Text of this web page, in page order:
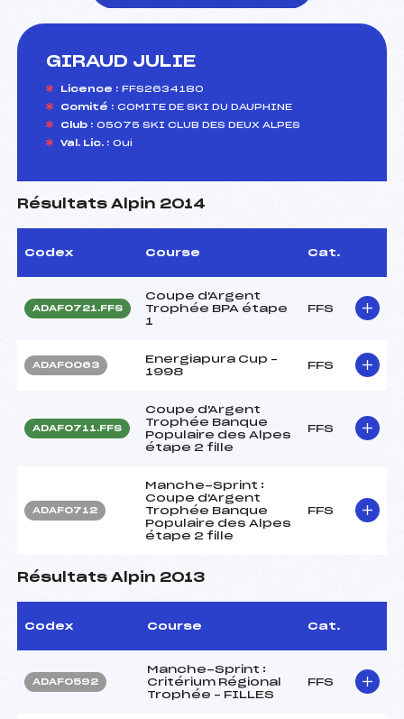
GIRAUD JULIE
Licence : FFS2634180
Comité : COMITE DE SKI DU DAUPHINE
Club : 05075 SKI CLUB DES DEUX ALPES
Val. Lic. : Oui
Résultats Alpin 2014
Codex Course Cat.
ADAF0721.FFS
Coupe d'Argent
Trophée BPA étape
1
FFS
ADAF0063
Energiapura Cup –
1998
FFS
ADAF0711.FFS
Coupe d'Argent
Trophée Banque
Populaire des Alpes
étape 2 fille
FFS
ADAF0712
Manche-Sprint :
Coupe d'Argent
Trophée Banque
Populaire des Alpes
étape 2 fille
FFS
Résultats Alpin 2013
Codex Course Cat.
ADAF0592
Manche-Sprint :
Critérium Régional
Trophée – FILLES
FFS